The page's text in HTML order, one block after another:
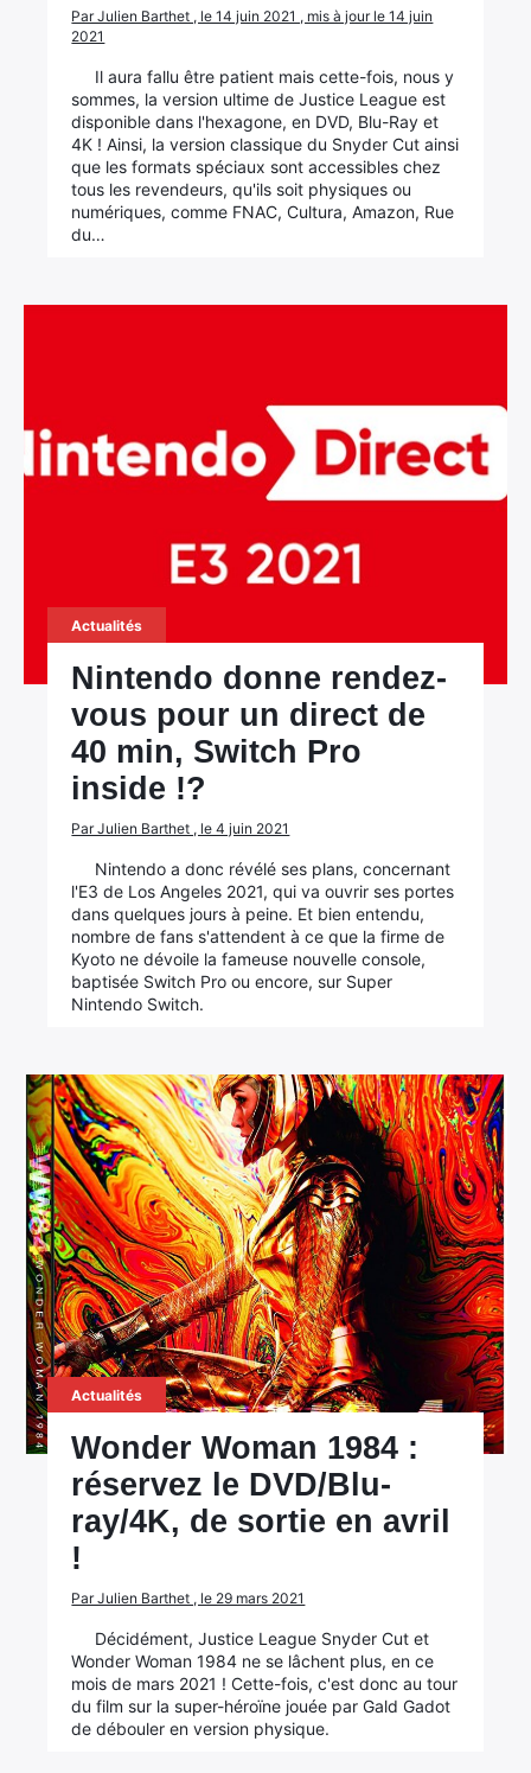
Par Julien Barthet , le 14 juin 2021 , mis à jour le 14 juin
2021
Il aura fallu être patient mais cette-fois, nous y
sommes, la version ultime de Justice League est
disponible dans l'hexagone, en DVD, Blu-Ray et
4K ! Ainsi, la version classique du Snyder Cut ainsi
que les formats spéciaux sont accessibles chez
tous les revendeurs, qu'ils soit physiques ou
numériques, comme FNAC, Cultura, Amazon, Rue
du…
Actualités
Nintendo donne rendez-
vous pour un direct de
40 min, Switch Pro
inside !?
Par Julien Barthet , le 4 juin 2021
Nintendo a donc révélé ses plans, concernant
l'E3 de Los Angeles 2021, qui va ouvrir ses portes
dans quelques jours à peine. Et bien entendu,
nombre de fans s'attendent à ce que la firme de
Kyoto ne dévoile la fameuse nouvelle console,
baptisée Switch Pro ou encore, sur Super
Nintendo Switch.
Actualités
Wonder Woman 1984 :
réservez le DVD/Blu-
ray/4K, de sortie en avril
!
Par Julien Barthet , le 29 mars 2021
Décidément, Justice League Snyder Cut et
Wonder Woman 1984 ne se lâchent plus, en ce
mois de mars 2021 ! Cette-fois, c'est donc au tour
du film sur la super-héroïne jouée par Gald Gadot
de débouler en version physique.